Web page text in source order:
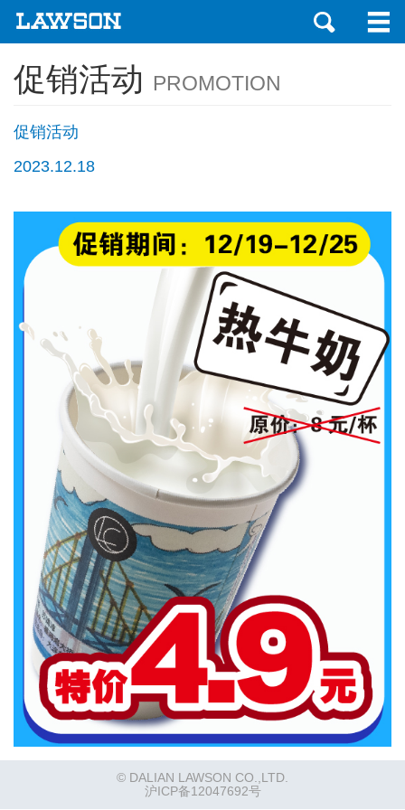
促销活动 PROMOTION
促销活动
2023.12.18
© DALIAN LAWSON CO.,LTD.
沪ICP备12047692号